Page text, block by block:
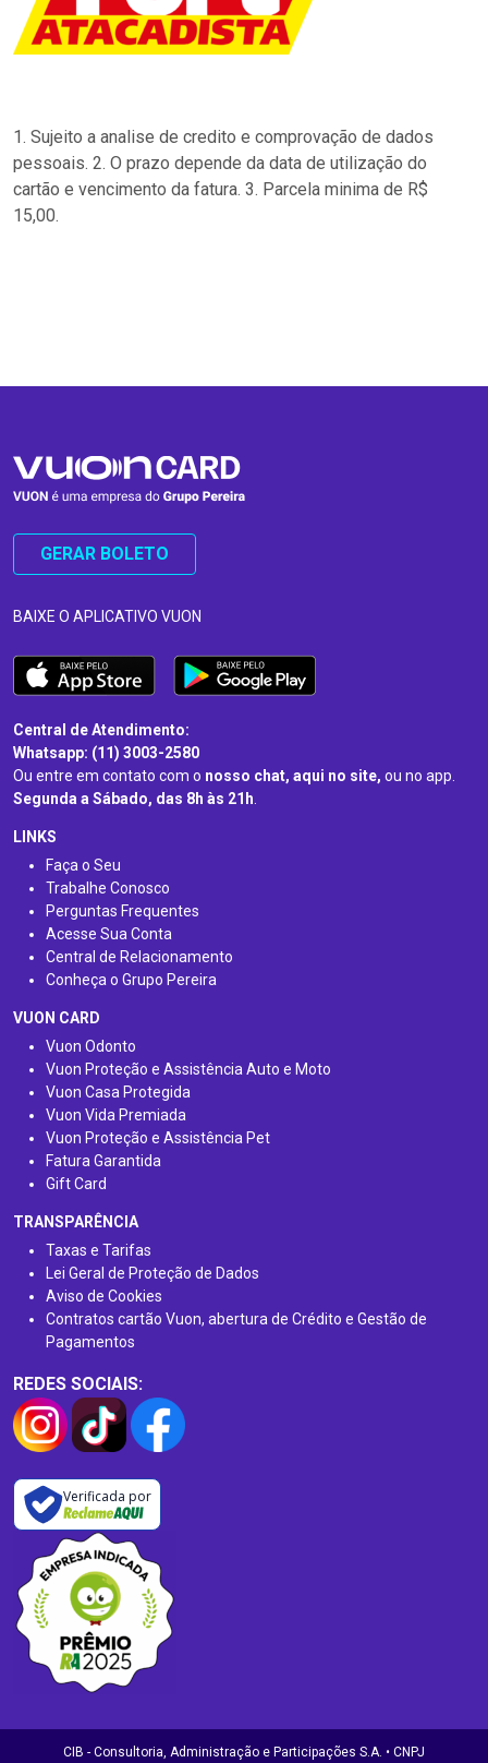
1. Sujeito a analise de credito e comprovação de dados
pessoais. 2. O prazo depende da data de utilização do
cartão e vencimento da fatura. 3. Parcela minima de R$
15,00.
GERAR BOLETO
BAIXE O APLICATIVO VUON
Central de Atendimento:
Whatsapp: (11) 3003-2580
Ou entre em contato com o nosso chat, aqui no site, ou no app.
Segunda a Sábado, das 8h às 21h.
LINKS
Faça o Seu
Trabalhe Conosco
Perguntas Frequentes
Acesse Sua Conta
Central de Relacionamento
Conheça o Grupo Pereira
VUON CARD
Vuon Odonto
Vuon Proteção e Assistência Auto e Moto
Vuon Casa Protegida
Vuon Vida Premiada
Vuon Proteção e Assistência Pet
Fatura Garantida
Gift Card
TRANSPARÊNCIA
Taxas e Tarifas
Lei Geral de Proteção de Dados
Aviso de Cookies
Contratos cartão Vuon, abertura de Crédito e Gestão de
Pagamentos
REDES SOCIAIS:
Verificada por
CIB - Consultoria, Administração e Participações S.A. • CNPJ